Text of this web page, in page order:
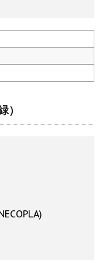
）